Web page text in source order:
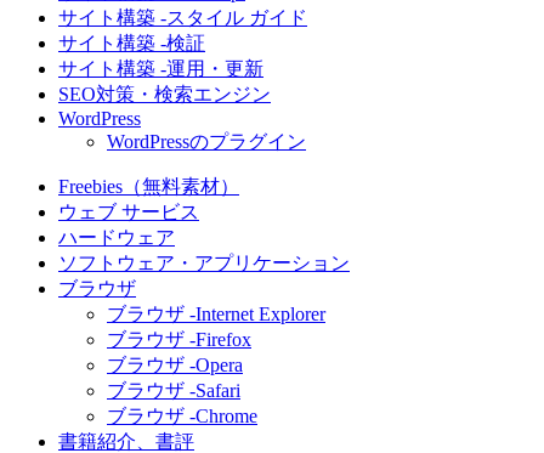
サイト構築 -スタイル ガイド
サイト構築 -検証
サイト構築 -運用・更新
SEO対策・検索エンジン
WordPress
WordPressのプラグイン
Freebies（無料素材）
ウェブ サービス
ハードウェア
ソフトウェア・アプリケーション
ブラウザ
ブラウザ -Internet Explorer
ブラウザ -Firefox
ブラウザ -Opera
ブラウザ -Safari
ブラウザ -Chrome
書籍紹介、書評